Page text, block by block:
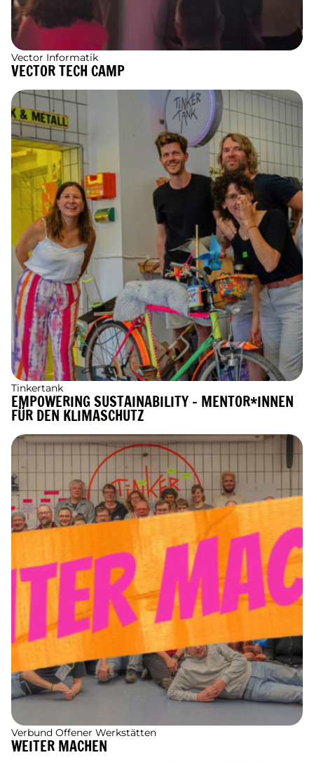
Vector Informatik
VECTOR TECH CAMP
Tinkertank
EMPOWERING SUSTAINABILITY - MENTOR*INNEN
FÜR DEN KLIMASCHUTZ
Verbund Offener Werkstätten
WEITER MACHEN